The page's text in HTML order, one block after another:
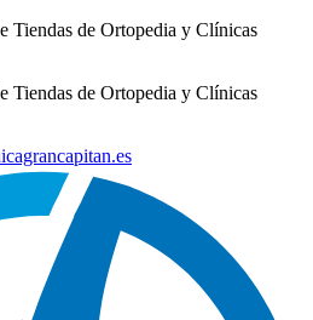
de Ortopedia y Clínicas
de Ortopedia y Clínicas